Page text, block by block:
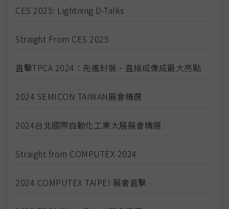
CES 2025: Lightning D-Talks
Straight From CES 2025
直擊TPCA 2024：先進封裝、直接成像成最大亮點
2024 SEMICON TAIWAN展會精選
2024台北國際自動化工業大展展會精選
Straight from COMPUTEX 2024
2024 COMPUTEX TAIPEI 展會直擊